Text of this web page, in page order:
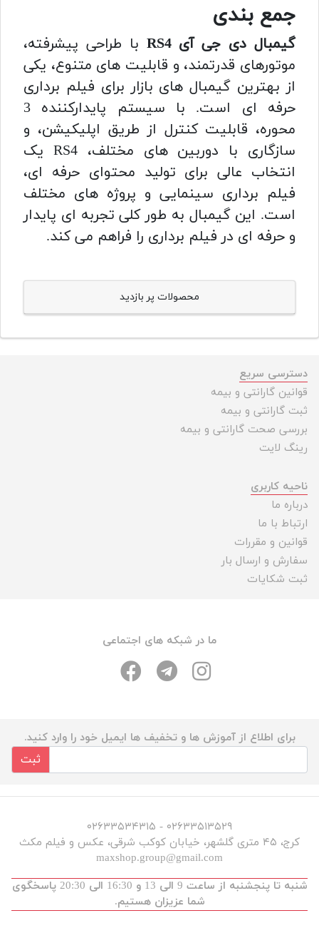
جمع بندی
گیمبال دی جی آی RS4
با طراحی پیشرفته،
موتورهای قدرتمند، و قابلیت های متنوع، یکی
از بهترین گیمبال های بازار برای فیلم برداری
حرفه ای است. با سیستم پایدارکننده 3
محوره، قابلیت کنترل از طریق اپلیکیشن، و
سازگاری با دوربین های مختلف، RS4 یک
انتخاب عالی برای تولید محتوای حرفه ای،
فیلم برداری سینمایی و پروژه های مختلف
است. این گیمبال به طور کلی تجربه ای پایدار
و حرفه ای در فیلم برداری را فراهم می کند.
محصولات پر بازدید
دسترسی سریع
قوانین گارانتی و بیمه
ثبت گارانتی و بیمه
بررسی صحت گارانتی و بیمه
رینگ لایت
ناحیه کاربری
درباره ما
ارتباط با ما
قوانین و مقررات
سفارش و ارسال بار
ثبت شکایات
ما در شبکه های اجتماعی
برای اطلاع از آموزش ها و تخفیف ها ایمیل خود را وارد کنید.
ثبت
۰۲۶۳۳۵۱۳۵۲۹ - ۰۲۶۳۳۵۳۴۳۱۵
کرج، ۴۵ متری گلشهر، خیابان کوکب شرقی، عکس و فیلم مکث
maxshop.group@gmail.com
شنبه تا پنجشنبه از ساعت 9 الی 13 و 16:30 الی 20:30 پاسخگوی
شما عزیزان هستیم.